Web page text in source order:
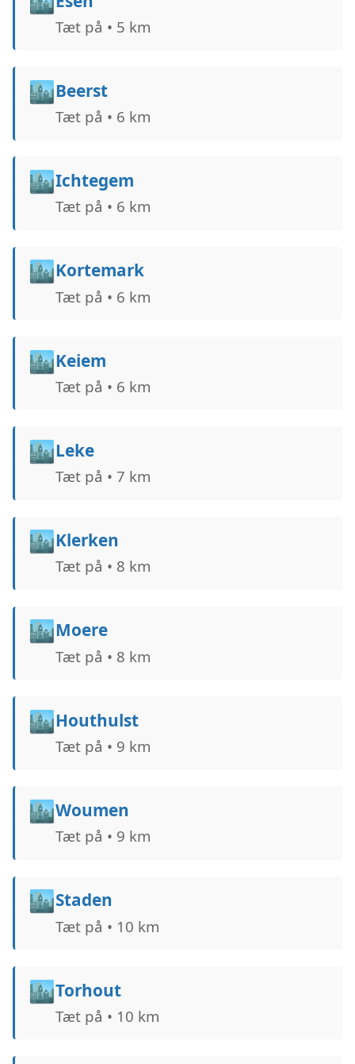
Tæt på • 5 km
🏙️Beerst
Tæt på • 6 km
🏙️Ichtegem
Tæt på • 6 km
🏙️Kortemark
Tæt på • 6 km
🏙️Keiem
Tæt på • 6 km
🏙️Leke
Tæt på • 7 km
🏙️Klerken
Tæt på • 8 km
🏙️Moere
Tæt på • 8 km
🏙️Houthulst
Tæt på • 9 km
🏙️Woumen
Tæt på • 9 km
🏙️Staden
Tæt på • 10 km
🏙️Torhout
Tæt på • 10 km